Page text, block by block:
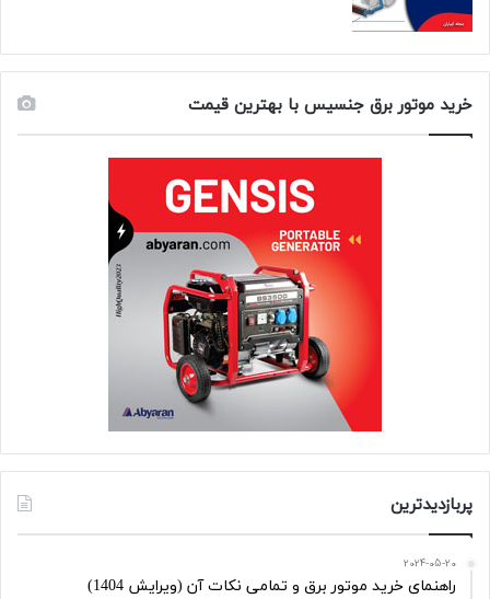
خرید موتور برق جنسیس با بهترین قیمت
پربازدیدترین
2024-05-20
راهنمای خرید موتور برق و تمامی نکات آن (ویرایش 1404)